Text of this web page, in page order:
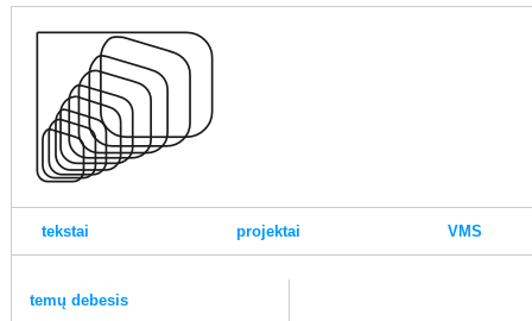
tekstai projektai VMS
temų debesis